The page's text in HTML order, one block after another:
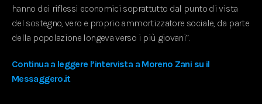
hanno dei riflessi economici soprattutto dal punto di vista
del sostegno, vero e proprio ammortizzatore sociale, da parte
della popolazione longeva verso i più giovani”.
Continua a leggere l’intervista a Moreno Zani su il
Messaggero.it